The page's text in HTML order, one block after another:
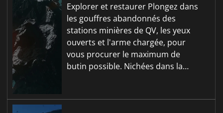
Explorer et restaurer Plongez dans
les gouffres abandonnés des
stations minières de QV, les yeux
ouverts et l'arme chargée, pour
vous procurer le maximum de
butin possible. Nichées dans la…